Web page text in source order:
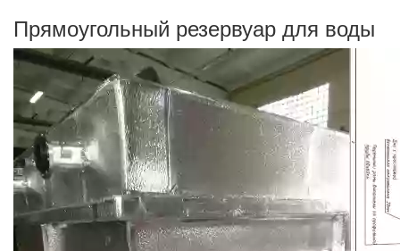
Прямоугольный резервуар для воды